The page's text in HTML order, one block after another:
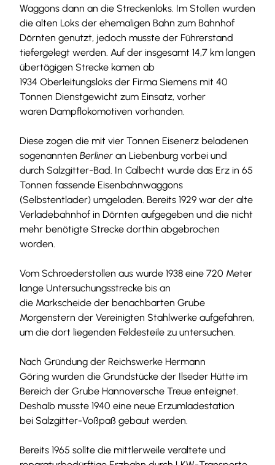
Waggons dann an die Streckenloks. Im Stollen wurden
die alten Loks der ehemaligen Bahn zum Bahnhof
Dörnten genutzt, jedoch musste der Führerstand
tiefergelegt werden. Auf der insgesamt 14,7 km langen
übertägigen Strecke kamen ab
1934 Oberleitungsloks der Firma Siemens mit 40
Tonnen Dienstgewicht zum Einsatz, vorher
waren Dampflokomotiven vorhanden.
Diese zogen die mit vier Tonnen Eisenerz beladenen
sogenannten Berliner an Liebenburg vorbei und
durch Salzgitter-Bad. In Calbecht wurde das Erz in 65
Tonnen fassende Eisenbahnwaggons
(Selbstentlader) umgeladen. Bereits 1929 war der alte
Verladebahnhof in Dörnten aufgegeben und die nicht
mehr benötigte Strecke dorthin abgebrochen
worden.
Vom Schroederstollen aus wurde 1938 eine 720 Meter
lange Untersuchungsstrecke bis an
die Markscheide der benachbarten Grube
Morgenstern der Vereinigten Stahlwerke aufgefahren,
um die dort liegenden Feldesteile zu untersuchen.
Nach Gründung der Reichswerke Hermann
Göring wurden die Grundstücke der Ilseder Hütte im
Bereich der Grube Hannoversche Treue enteignet.
Deshalb musste 1940 eine neue Erzumladestation
bei Salzgitter-Voßpaß gebaut werden.
Bereits 1965 sollte die mittlerweile veraltete und